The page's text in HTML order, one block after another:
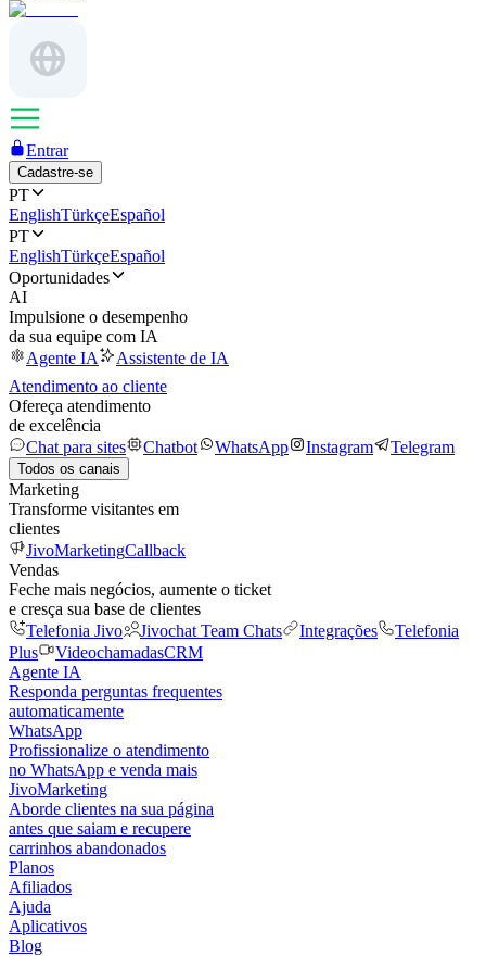
Entrar
Cadastre-se
PT
EnglishTürkçeEspañol
PT
EnglishTürkçeEspañol
Oportunidades
AI
Impulsione o desempenho
da sua equipe com IA
Agente IA
Assistente de IA
Atendimento ao cliente
Ofereça atendimento
de excelência
Chat para sites
Chatbot WhatsApp Instagram Telegram
Todos os canais
Marketing
Transforme visitantes em
clientes
JivoMarketingCallback
Vendas
Feche mais negócios, aumente o ticket
e cresça sua base de clientes
Telefonia Jivo
Jivochat Team Chats Integrações
Telefonia
Plus
VideochamadasCRM
Agente IA
Responda perguntas frequentes
automaticamente
WhatsApp
Profissionalize o atendimento
no WhatsApp e venda mais
JivoMarketing
Aborde clientes na sua página
antes que saiam e recupere
carrinhos abandonados
Planos
Afiliados
Ajuda
Aplicativos
Blog